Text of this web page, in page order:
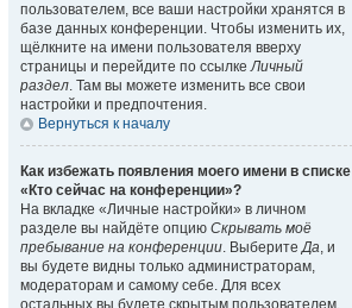
пользователем, все ваши настройки хранятся в
базе данных конференции. Чтобы изменить их,
щёлкните на имени пользователя вверху
страницы и перейдите по ссылкеЛичный
раздел. Там вы можете изменить все свои
настройки и предпочтения.
Вернуться к началу
Как избежать появления моего имени в списке
«Кто сейчас на конференции»?
На вкладке «Личные настройки» в личном
разделе вы найдёте опцию Скрывать моё
пребывание на конференции. ВыберитеДа, и
вы будете видны только администраторам,
модераторам и самому себе. Для всех
остальных вы будете скрытым пользователем.